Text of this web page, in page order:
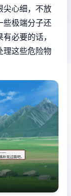
尖心细，不放
些极端分子还
必要的话，
理这些危险物